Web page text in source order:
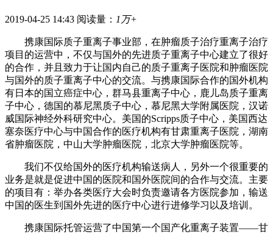
2019-04-25 14:43 阅读量： 1万+
携康国际质子重离子事业部，在肿瘤质子治疗重离子治疗
项目的运营中，不仅与国外的先进质子重离子中心建立了很好
的合作，并且致力于让国内自己的质子重离子医院和肿瘤医院
与国外的质子重离子中心的交流。与携康国际合作的国外机构
有日本的国立癌症中心，群马县重离子中心，鹿儿岛质子重离
子中心，德国的慕尼黑质子中心，慕尼黑大学附属医院，汉诺
威国际神经外科研究中心。美国的Scripps质子中心，美国西达
塞奈医疗中心与中国合作的医疗机构有甘肃重离子医院，湖南
省肿瘤医院，中山大学肿瘤医院，北京大学肿瘤医院等。
我们不仅给国外的医疗机构输送病人，另外一个很重要的
业务是就是促进中国的医院和国外医院间的合作与交流。主要
的项目有：举办各类医疗大会时负责邀请各方医院参加，输送
中国的医生到国外先进的医疗中心进行进修学习以及培训。
携康国际托管运营了中国第一个国产化重离子装置——甘